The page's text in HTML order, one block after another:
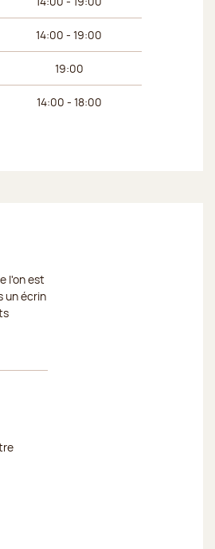
14:00 - 19:00
19:00
14:00 - 18:00
l'on est
un écrin